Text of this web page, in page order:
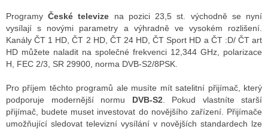
STRÁNKY TV
TISK
ProgramyČeské televize na pozici 23,5 st. východně se nyní
vysílají s novými parametry a výhradně ve vysokém rozlišení.
Kanály ČT 1 HD, ČT 2 HD, ČT 24 HD, ČT Sport HD a ČT :D/ ČT art
HD můžete naladit na společné frekvenci 12,344 GHz, polarizace
H, FEC 2/3, SR 29900, norma DVB-S2/8PSK.
Pro příjem těchto programů ale musíte mít satelitní přijímač, který
podporuje modernější normu DVB-S2. Pokud vlastníte starší
přijímač, budete muset investovat do novějšího zařízení. Přijímače
umožňující sledovat televizní vysílání v novějších standardech lze